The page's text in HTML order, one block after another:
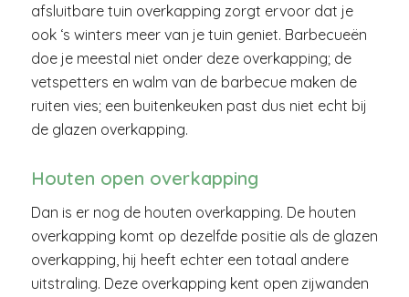
afsluitbare tuin overkapping zorgt ervoor dat je
ook ‘s winters meer van je tuin geniet. Barbecueën
doe je meestal niet onder deze overkapping; de
vetspetters en walm van de barbecue maken de
ruiten vies; een buitenkeuken past dus niet echt bij
de glazen overkapping.
Houten open overkapping
Dan is er nog de houten overkapping. De houten
overkapping komt op dezelfde positie als de glazen
overkapping, hij heeft echter een totaal andere
uitstraling. Deze overkapping kent open zijwanden